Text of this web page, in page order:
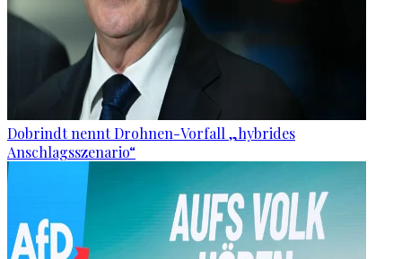
Dobrindt nennt Drohnen-Vorfall „hybrides
Anschlagsszenario“